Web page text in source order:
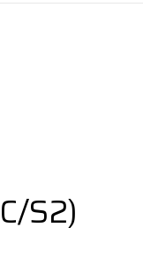
S2)